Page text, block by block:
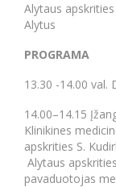
Alytaus
Alytus
PROGRAMA
13.30 -14.00 val.
14.00–14.15
Klinikines
apskrities S.
Alytaus
pavaduotojas